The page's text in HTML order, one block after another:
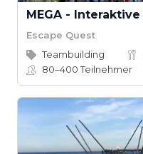
Escape Quest
Teambuilding
80–400Teilnehmer